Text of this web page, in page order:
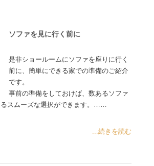
ソファを見に行く前に
是非ショールームにソファを座りに行く
前に、簡単にできる家での準備のご紹介
です。
事前の準備をしておけば、数あるソファ
スムーズな選択ができます。……
...続きを読む